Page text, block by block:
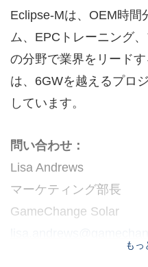
Eclipse-Mは、OEM時間
ム、EPCトレーニング
の分野で業界をリード
は、6GWを越えるプロ
しています。
問い合わせ：
Lisa Andrews
マーケティング部長
GameChange Solar
もっ